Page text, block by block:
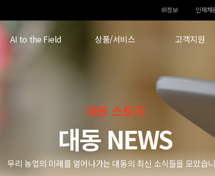
IR정보 인재채
AI to the Field 상품/서비스 고객지원
대동 스토리
대동 NEWS
우리 농업의 미래를 열어나가는 대동의 최신 소식들을 모았습